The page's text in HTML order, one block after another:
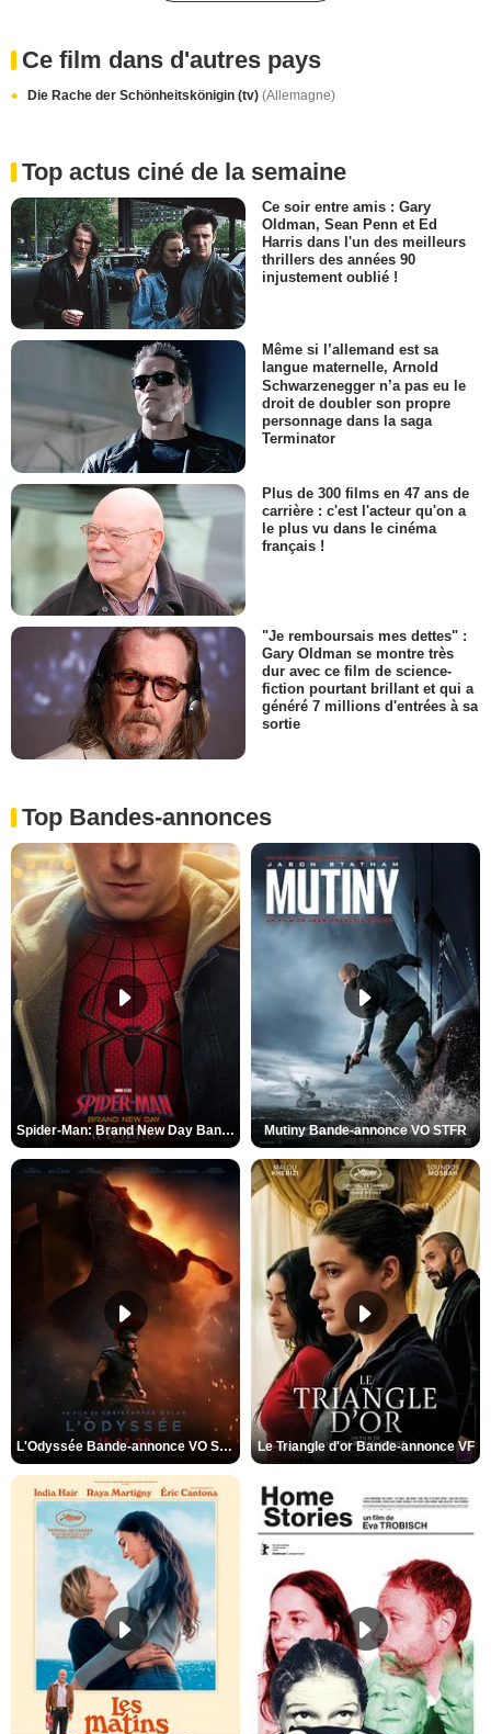
Ce film dans d'autres pays
Die Rache der Schönheitskönigin (tv) (Allemagne)
Top actus ciné de la semaine
Ce soir entre amis : Gary
Oldman, Sean Penn et Ed
Harris dans l'un des meilleurs
thrillers des années 90
injustement oublié !
Même si l’allemand est sa
langue maternelle, Arnold
Schwarzenegger n’a pas eu le
droit de doubler son propre
personnage dans la saga
Terminator
Plus de 300 films en 47 ans de
carrière : c'est l'acteur qu'on a
le plus vu dans le cinéma
français !
"Je remboursais mes dettes" :
Gary Oldman se montre très
dur avec ce film de science-
fiction pourtant brillant et qui a
généré 7 millions d'entrées à sa
sortie
Top Bandes-annonces
Spider-Man: Brand New Day Bande-annonce VO STFR Mutiny Bande-annonce VO STFR
L'Odyssée Bande-annonce VO STFR Le Triangle d'or Bande-annonce VF